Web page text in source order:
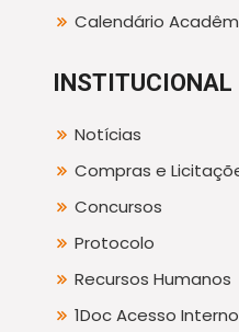
Calendário
INSTITUCIONAL
Notícias
Compras e
Concursos
Protocolo
Recursos Humanos
1Doc Acesso Interno